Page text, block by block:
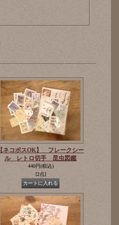
【ネコポスOK】 フレークシー
ル レトロ切手 昆虫図鑑
440円(税込)
[2点]